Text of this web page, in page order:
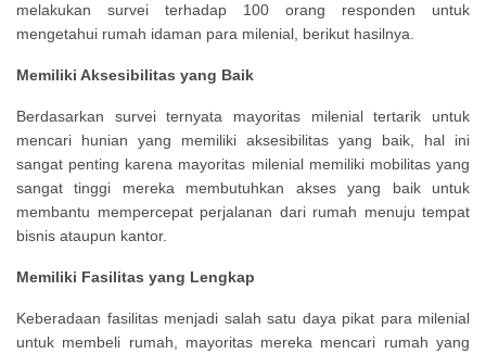
melakukan survei terhadap 100 orang responden untuk
mengetahui rumah idaman para milenial, berikut hasilnya.
Memiliki Aksesibilitas yang Baik
Berdasarkan survei ternyata mayoritas milenial tertarik untuk
mencari hunian yang memiliki aksesibilitas yang baik, hal ini
sangat penting karena mayoritas milenial memiliki mobilitas yang
sangat tinggi mereka membutuhkan akses yang baik untuk
membantu mempercepat perjalanan dari rumah menuju tempat
bisnis ataupun kantor.
Memiliki Fasilitas yang Lengkap
Keberadaan fasilitas menjadi salah satu daya pikat para milenial
untuk membeli rumah, mayoritas mereka mencari rumah yang